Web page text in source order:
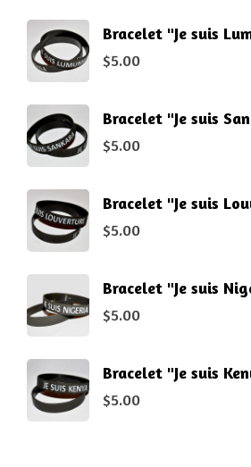
Bracelet "Je suis
$5.00
Bracelet "Je suis
$5.00
Bracelet "Je suis
$5.00
Bracelet "Je suis
$5.00
Bracelet "Je suis
$5.00